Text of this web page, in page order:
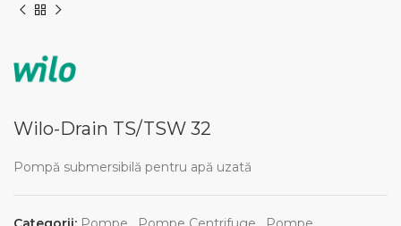
Wilo-Drain TS/TSW 32
Pompă submersibilă pentru apă uzată